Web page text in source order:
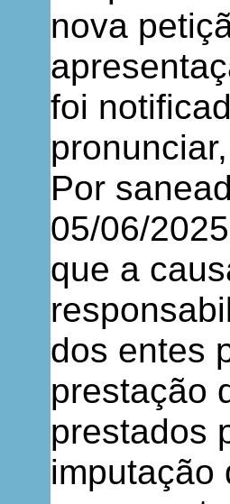
nova
foi
Por
05/06/
que a
dos entes
prestação
prestados
imputação